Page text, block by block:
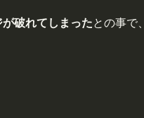
が破れてしまったとの事で、